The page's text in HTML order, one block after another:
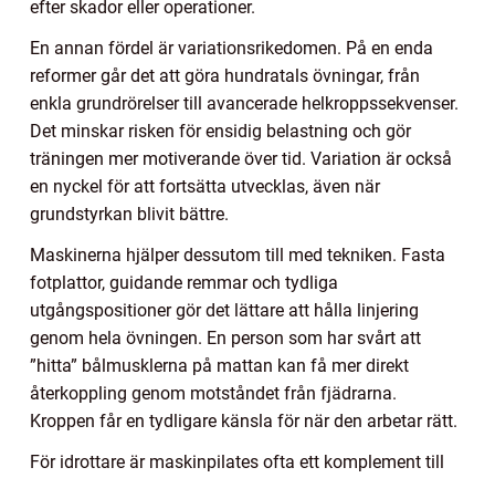
efter skador eller operationer.
En annan fördel är variationsrikedomen. På en enda
reformer går det att göra hundratals övningar, från
enkla grundrörelser till avancerade helkroppssekvenser.
Det minskar risken för ensidig belastning och gör
träningen mer motiverande över tid. Variation är också
en nyckel för att fortsätta utvecklas, även när
grundstyrkan blivit bättre.
Maskinerna hjälper dessutom till med tekniken. Fasta
fotplattor, guidande remmar och tydliga
utgångspositioner gör det lättare att hålla linjering
genom hela övningen. En person som har svårt att
”hitta” bålmusklerna på mattan kan få mer direkt
återkoppling genom motståndet från fjädrarna.
Kroppen får en tydligare känsla för när den arbetar rätt.
För idrottare är maskinpilates ofta ett komplement till